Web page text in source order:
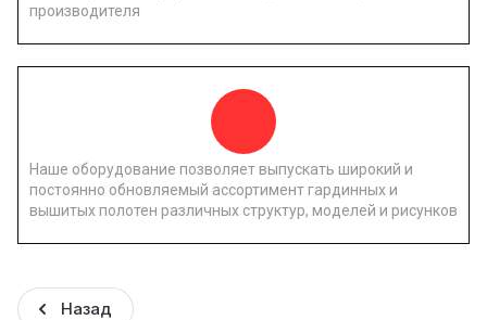
производителя
Наше оборудование позволяет выпускать широкий и
постоянно обновляемый ассортимент гардинных и
вышитых полотен различных структур, моделей и рисунков
Назад